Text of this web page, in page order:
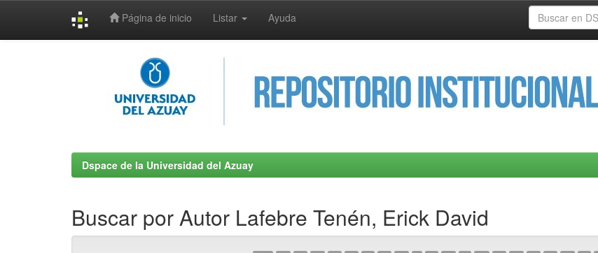
Página de inicio Listar Ayuda
Dspace de la Universidad del Azuay
Buscar por Autor Lafebre Tenén, Erick David